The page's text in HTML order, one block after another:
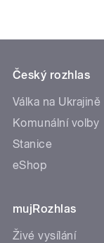
Český rozhlas
Válka na Ukrajině
Komunální volby
Stanice
eShop
mujRozhlas
Živé vysílání